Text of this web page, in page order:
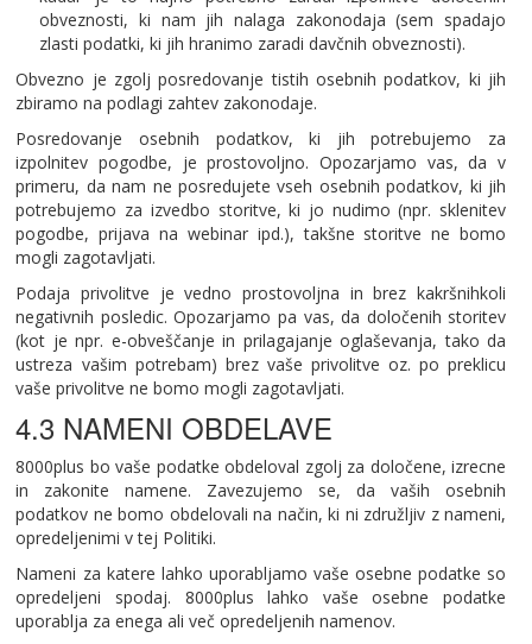
obveznosti, ki nam jih nalaga zakonodaja (sem spadajo
zlasti podatki, ki jih hranimo zaradi davčnih obveznosti).
Obvezno je zgolj posredovanje tistih osebnih podatkov, ki jih
zbiramo na podlagi zahtev zakonodaje.
Posredovanje osebnih podatkov, ki jih potrebujemo za
izpolnitev pogodbe, je prostovoljno. Opozarjamo vas, da v
primeru, da nam ne posredujete vseh osebnih podatkov, ki jih
potrebujemo za izvedbo storitve, ki jo nudimo (npr. sklenitev
pogodbe, prijava na webinar ipd.), takšne storitve ne bomo
mogli zagotavljati.
Podaja privolitve je vedno prostovoljna in brez kakršnihkoli
negativnih posledic. Opozarjamo pa vas, da določenih storitev
(kot je npr. e-obveščanje in prilagajanje oglaševanja, tako da
ustreza vašim potrebam) brez vaše privolitve oz. po preklicu
vaše privolitve ne bomo mogli zagotavljati.
4.3 NAMENI OBDELAVE
8000plus bo vaše podatke obdeloval zgolj za določene, izrecne
in zakonite namene. Zavezujemo se, da vaših osebnih
podatkov ne bomo obdelovali na način, ki ni združljiv z nameni,
opredeljenimi v tej Politiki.
Nameni za katere lahko uporabljamo vaše osebne podatke so
opredeljeni spodaj. 8000plus lahko vaše osebne podatke
uporablja za enega ali več opredeljenih namenov.